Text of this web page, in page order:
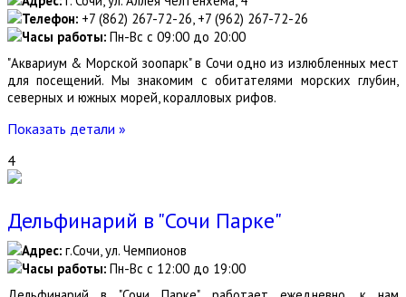
Телефон: +7 (862) 267-72-26, +7 (962) 267-72-26
Часы работы: Пн-Вс с 09:00 до 20:00
"Аквариум & Морской зоопарк" в Сочи одно из излюбленных мест
для посещений. Мы знакомим с обитателями морских глубин,
северных и южных морей, коралловых рифов.
Показать детали »
4
Дельфинарий в "Сочи Парке"
Адрес: г.Сочи, ул. Чемпионов
Часы работы: Пн-Вс с 12:00 до 19:00